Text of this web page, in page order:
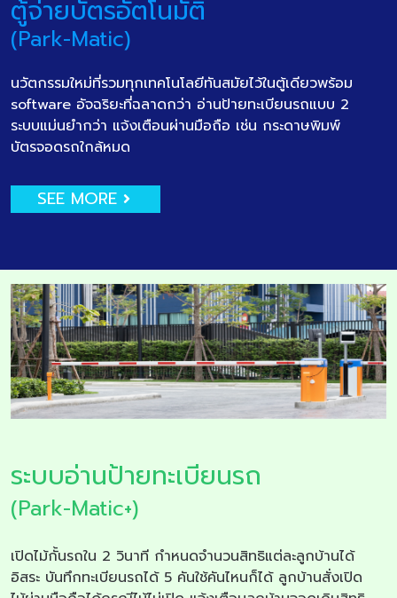
ตู้จ่ายบัตรอัตโนมัติ
(Park-Matic)
นวัตกรรมใหม่ที่รวมทุกเทคโนโลยีทันสมัยไว้ในตู้เดียวพร้อม
software อัจฉริยะที่ฉลาดกว่า อ่านป้ายทะเบียนรถแบบ 2
ระบบแม่นยำกว่า แจ้งเตือนผ่านมือถือ เช่น กระดาษพิมพ์
บัตรจอดรถใกล้หมด
SEE MORE
ระบบอ่านป้ายทะเบียนรถ
(Park-Matic+)
เปิดไม้กั้นรถใน 2 วินาที กำหนดจำนวนสิทธิแต่ละลูกบ้านได้
อิสระ บันทึกทะเบียนรถได้ 5 คันใช้คันไหนก็ได้ ลูกบ้านสั่งเปิด